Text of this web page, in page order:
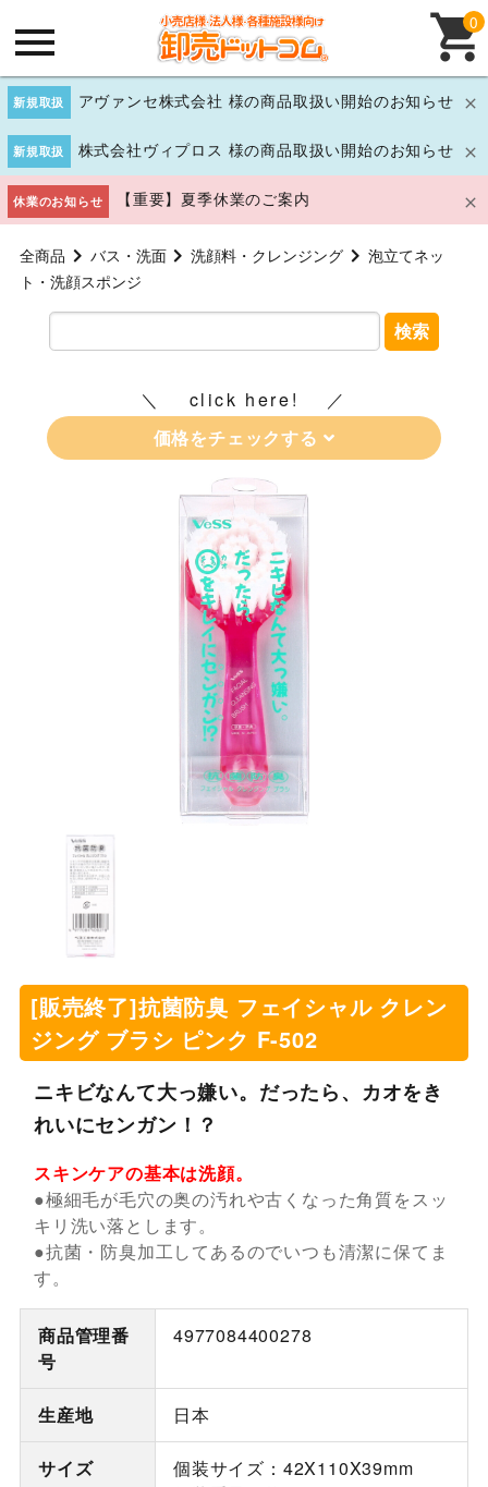
新規取扱 アヴァンセ株式会社 様の商品取扱い開始のお知らせ
新規取扱 株式会社ヴィプロス 様の商品取扱い開始のお知らせ
休業のお知らせ 【重要】夏季休業のご案内
0
全商品 バス・洗面 洗顔料・クレンジング
泡立てネッ
ト・洗顔スポンジ
検索
click here!
価格をチェックする
[販売終了]抗菌防臭 フェイシャル クレン
ジング ブラシ ピンク F-502
ニキビなんて大っ嫌い。だったら、カオをき
れいにセンガン！？
スキンケアの基本は洗顔。
●極細毛が毛穴の奥の汚れや古くなった角質をスッ
キリ洗い落とします。
●抗菌・防臭加工してあるのでいつも清潔に保てま
す。
商品管理番
号
4977084400278
生産地 日本
サイズ
個装サイズ：42X110X39mm